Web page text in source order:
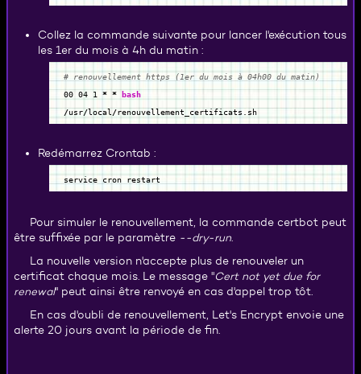
Collez la commande suivante pour lancer l'exécution tous
les 1er du mois à 4h du matin :
# renouvellement https (1er du mois à 04h00 du matin)
00 04 1 * * bash
/usr/local/renouvellement_certificats.sh
Redémarrez Crontab :
service cron restart
Pour simuler le renouvellement, la commande certbot peut
être suffixée par le paramètre --dry-run.
La nouvelle version n'accepte plus de renouveler un
certificat chaque mois. Le message "Cert not yet due for
renewal" peut ainsi être renvoyé en cas d'appel trop tôt.
En cas d'oubli de renouvellement, Let's Encrypt envoie une
alerte 20 jours avant la période de fin.